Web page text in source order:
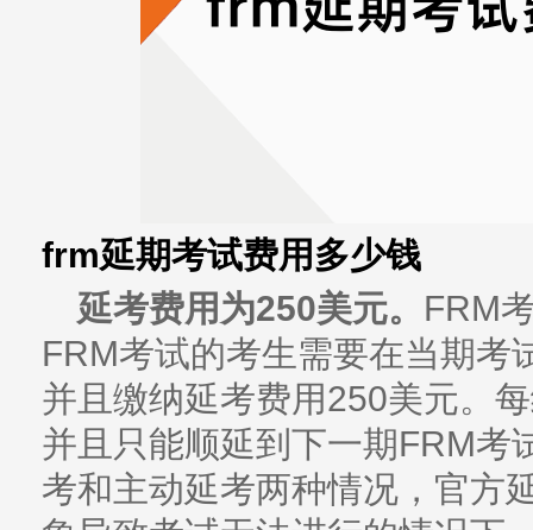
frm延期考试费用多少钱
延考费用为250美元。 FRM
FRM考试的考生需要在当期考
并且缴纳延考费用250美元。
并且只能顺延到下一期FRM考
考和主动延考两种情况，官方